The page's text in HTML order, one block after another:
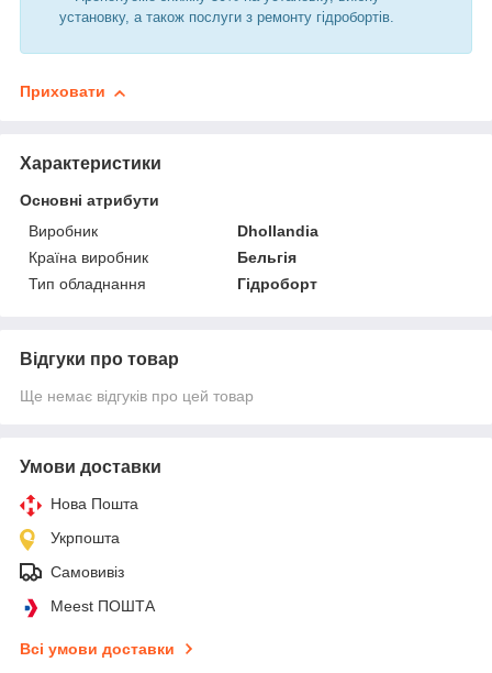
установку, а також послуги з ремонту гідробортів.
Приховати
Характеристики
Основні атрибути
Виробник
Dhollandia
Країна виробник
Бельгія
Тип обладнання
Гідроборт
Відгуки про товар
Ще немає відгуків про цей товар
Умови доставки
Нова Пошта
Укрпошта
Самовивіз
Meest ПОШТА
Всі умови доставки